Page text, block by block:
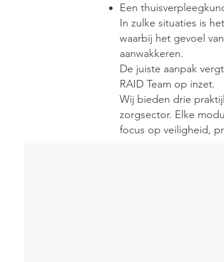
Een
In zulke situaties is
waarbij het gevoel
aanwakkeren.
De juiste aanpak
RAID Team op inzet.
Wij bieden drie
zorgsector. Elke
focus op veiligheid,